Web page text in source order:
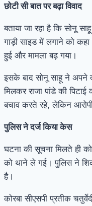
छोटी सी बात पर बढ़ा विवाद
बताया जा रहा है कि सोनू
गाड़ी साइड में लगाने को
हुई और मामला बढ़ गया।
इसके बाद सोनू साहू ने अपने
मिलकर राजा पांडे की
बचाव करते रहे, लेकिन
पुलिस ने दर्ज किया केस
घटना की सूचना मिलते ही
को थाने ले गई। पुलिस ने
है।
कोरबा सीएसपी प्रतीक